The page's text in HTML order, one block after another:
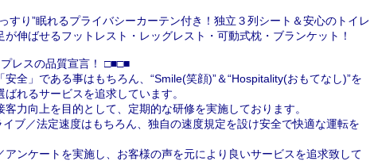
すり”眠れるプライバシーカーテン付き！独立３列シート＆安心のトイレ
伸ばせるフットレスト・レッグレスト・可動式枕・ブランケット！
レスの品質宣言！ □■□■
安全」である事はもちろん、“Smile(笑顔)”＆“Hospitality(おもてなし)”を
れるサービスを追求しています。
力向上を目的として、定期的な研修を実施しております。
ブ／法定速度はもちろん、独自の速度規定を設け安全で快適な運転を
ンケートを実施し、お客様の声を元により良いサービスを追求致して